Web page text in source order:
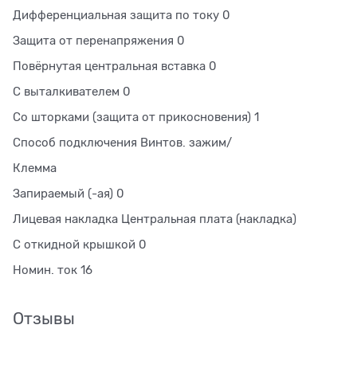
Дифференциальная защита по току 0
Защита от перенапряжения 0
Повёрнутая центральная вставка 0
С выталкивателем 0
Со шторками (защита от прикосновения) 1
Способ подключения Винтов. зажим/
Клемма
Запираемый (-ая) 0
Лицевая накладка Центральная плата (накладка)
С откидной крышкой 0
Номин. ток 16
Отзывы